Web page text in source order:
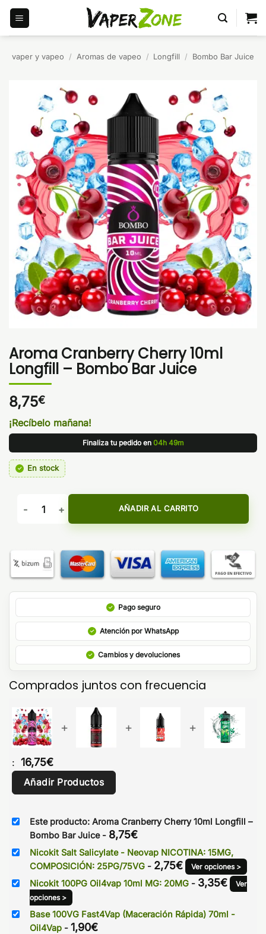
Saltar
contenido
vaper y vapeo / Aromas de vapeo / Longfill / Bombo Bar Juice
Aroma Cranberry Cherry 10ml
Longfill – Bombo Bar Juice
8,75€
¡Recíbelo mañana!
Finaliza tu pedido en 04h 49m
En stock
Aroma Cranberry Cherry 10ml Longfill – Bombo Bar Juice
AÑADIR AL CARRITO
Pago seguro
Atención por WhatsApp
Cambios y devoluciones
Comprados juntos con frecuencia
+ + +
: 16,75€
Añadir Productos
Este producto: Aroma Cranberry Cherry 10ml Longfill –
Bombo Bar Juice - 8,75€
Nicokit Salt Salicylate - Neovap NICOTINA: 15MG,
COMPOSICIÓN: 25PG/75VG - 2,75€ Ver opciones >
Nicokit 100PG Oil4vap 10ml MG: 20MG - 3,35€
Ver
opciones >
Base 100VG Fast4Vap (Maceración Rápida) 70ml -
Oil4Vap - 1,90€